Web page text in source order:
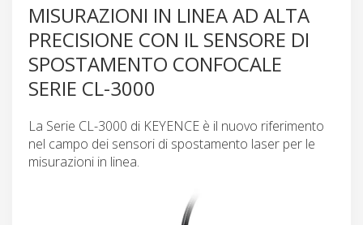
MISURAZIONI IN LINEA AD ALTA
PRECISIONE CON IL SENSORE DI
SPOSTAMENTO CONFOCALE
SERIE CL-3000
La Serie CL-3000 di KEYENCE è il nuovo riferimento
nel campo dei sensori di spostamento laser per le
misurazioni in linea.